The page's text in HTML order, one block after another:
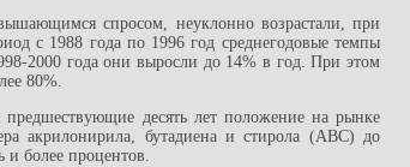
спросом, неуклонно возрастали, при
с 1988 года по 1996 год среднегодовые темпы
2000 года они выросли до 14% в год. При этом
80%.
десять лет положение на рынке
акрилонирила, бутадиена и стирола (ABC) до
и более процентов.